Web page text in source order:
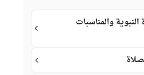
والمناسبات